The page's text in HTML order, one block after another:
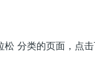
松 分类的页面，点